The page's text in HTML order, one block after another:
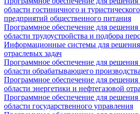
области гостиничного и
предприятий общественного питания
Программное обеспечение для решения
области трудоустройства и подбора
Информационные системы для
отраслевых задач
Программное обеспечение для решения
области обрабатывающего производства
Программное обеспечение для решения
области энергетики и нефтегазовой
Программное обеспечение для решения
области государственного управления